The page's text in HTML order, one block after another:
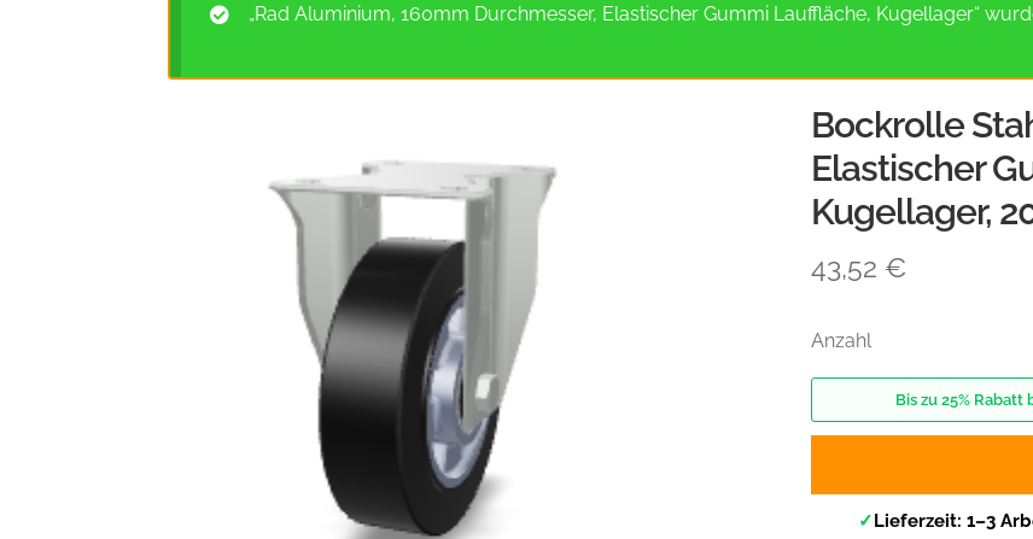
„Rad Aluminium, 160mm Durchmesser, Elastischer Gummi Lauffläche, Kugellager“
Bockrolle
Elastischer
Kugellager,
43,52 €
Anzahl
Bis zu 25%
✓ Lieferzeit: 1–3